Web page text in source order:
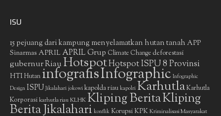
ISU
15 pejuang dari kampung menyelamatkan hutan tanah APP
Sinarmas APRIL APRIL Grup Climate Change deforestasi
gubernur RiauHotspotHotspot ISPU 8 Provinsi
HTIHutan infografisInfographic Infographic
Design ISPU Jikalahari jokowi kapolda riau kapolri KarhutlaKarhutla
Korporasikarhutla riauKLHKKliping BeritaKliping
Berita Jikalahari konflik Korupsi KPKKriminalisasi Masyarakat